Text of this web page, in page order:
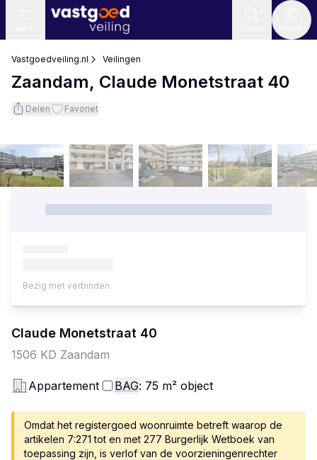
Vastgoedveiling.nl Veilingen
Zaandam, Claude Monetstraat 40
Delen Favoriet
Claude Monetstraat 40
1506 KD Zaandam
Appartement BAG: 75 m² object
Omdat het registergoed woonruimte betreft waarop de
artikelen 7:271 tot en met 277 Burgerlijk Wetboek van
toepassing zijn, is verlof van de voorzieningenrechter
Bezig met verbinden